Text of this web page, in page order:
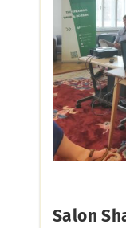
Salon